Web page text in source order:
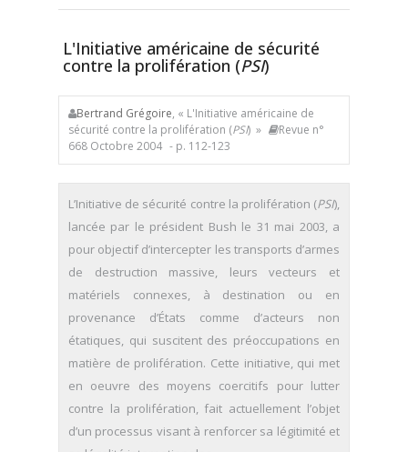
L'Initiative américaine de sécurité
contre la prolifération (PSI)
Bertrand Grégoire, « L'Initiative américaine de
sécurité contre la prolifération (PSI) »
Revue n°
668 Octobre 2004 - p. 112-123
L’Initiative de sécurité contre la prolifération (PSI),
lancée par le président Bush le 31 mai 2003, a
pour objectif d’intercepter les transports d’armes
de destruction massive, leurs vecteurs et
matériels connexes, à destination ou en
provenance d’États comme d’acteurs non
étatiques, qui suscitent des préoccupations en
matière de prolifération. Cette initiative, qui met
en oeuvre des moyens coercitifs pour lutter
contre la prolifération, fait actuellement l’objet
d’un processus visant à renforcer sa légitimité et